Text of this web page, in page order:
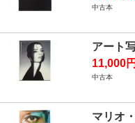
中古本
アート
11,000
中古本
マリオ